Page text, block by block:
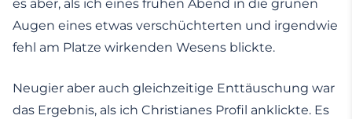
es aber, als ich eines frühen Abend in die grünen
Augen eines etwas verschüchterten und irgendwie
fehl am Platze wirkenden Wesens blickte.
Neugier aber auch gleichzeitige Enttäuschung war
das Ergebnis, als ich Christianes Profil anklickte. Es